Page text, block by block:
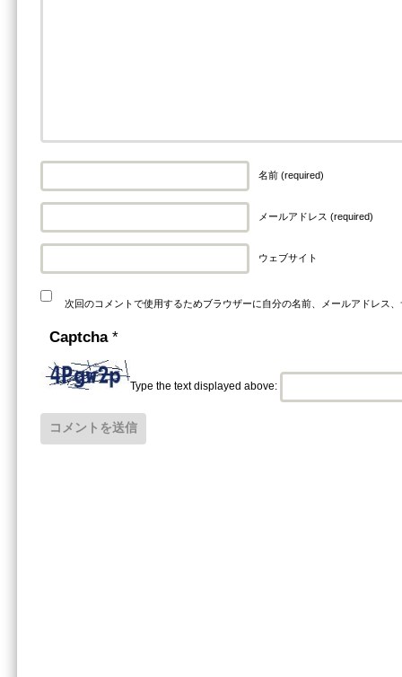
名前 (required)
メールアドレス (required)
ウェブサイト
次回のコメントで使用するためブラウザーに自分の名前、メールアドレス
Captcha *
Type the text displayed above: